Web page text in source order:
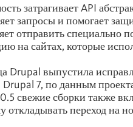
затрагивает API
запросы и помогает
отправить специально
на сайтах, которые
Drupal выпустила
Drupal 7, по данным
свежие сборки также
откладывать переход на